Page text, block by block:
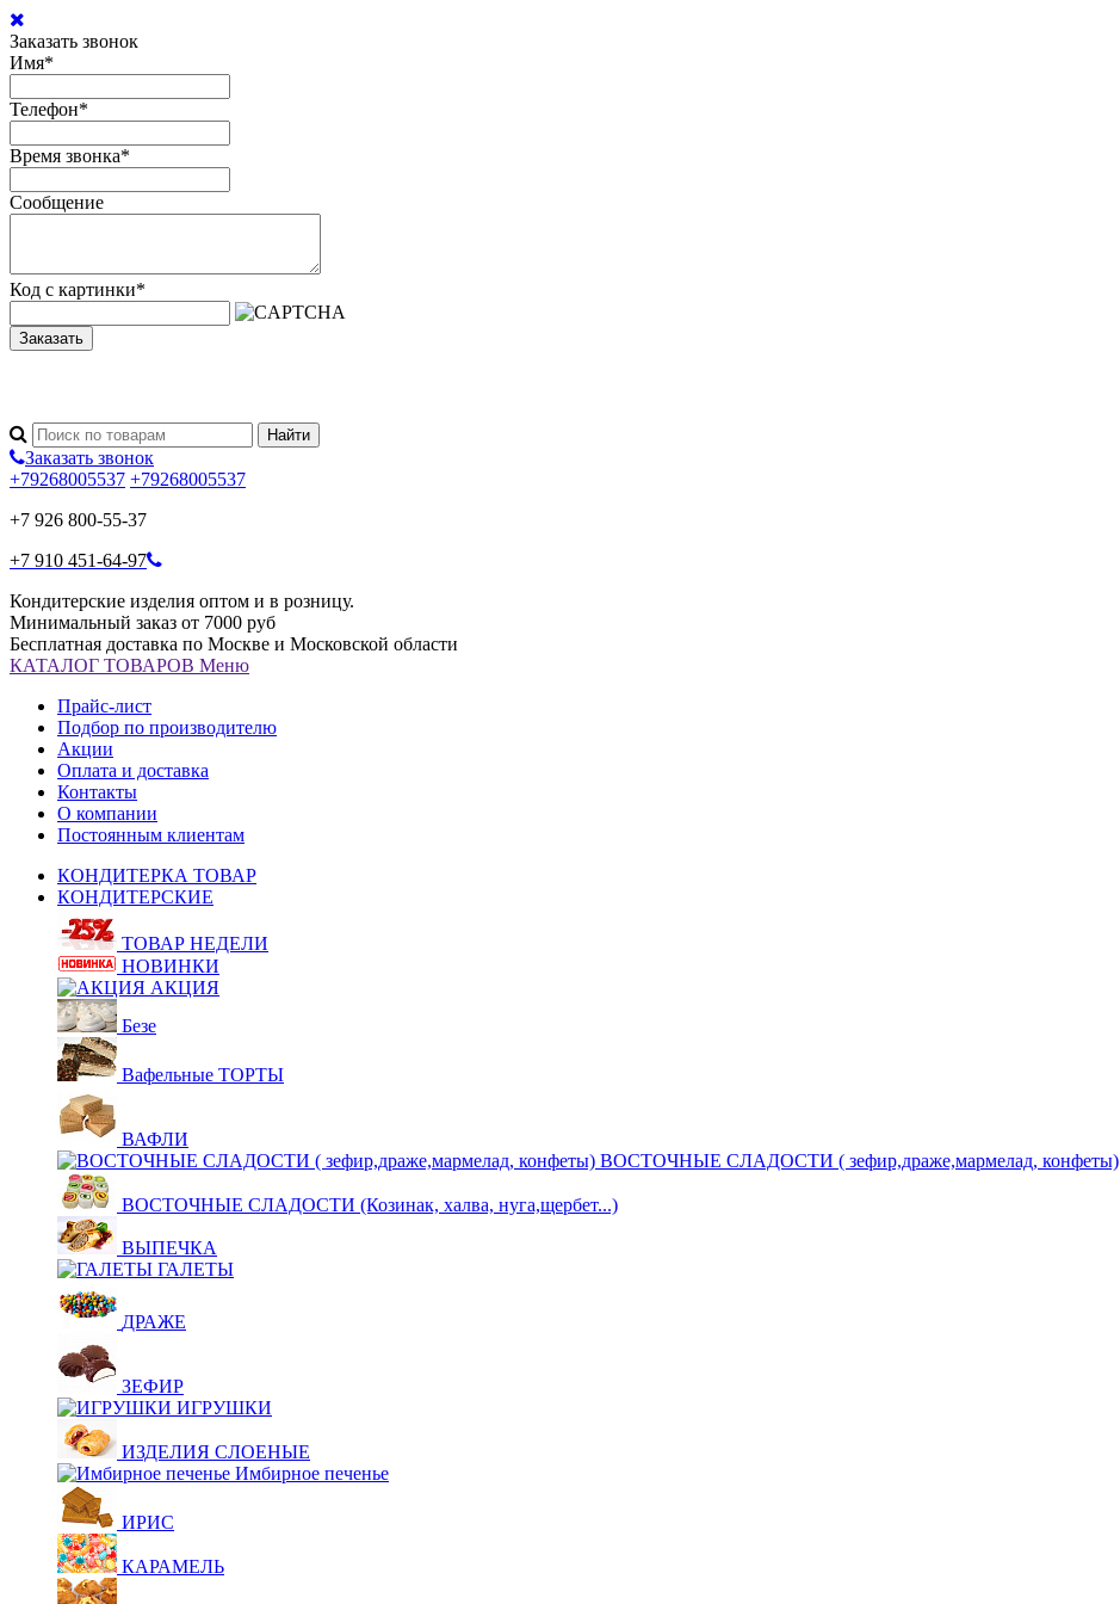
Заказать звонок
Имя*
Телефон*
Время звонка*
Сообщение
Код с картинки*
Заказать
Заказать звонок
+79268005537 +79268005537
+7 926 800-55-37
+7 910 451-64-97
Кондитерские изделия оптом и в розницу.
Минимальный заказ от 7000 руб
Бесплатная доставка по Москве и Московской области
КАТАЛОГ ТОВАРОВ Меню
Прайс-лист
Подбор по производителю
Акции
Оплата и доставка
Контакты
О компании
Постоянным клиентам
КОНДИТЕРКА ТОВАР
КОНДИТЕРСКИЕ
ТОВАР НЕДЕЛИ
НОВИНКИ
АКЦИЯ
Безе
Вафельные ТОРТЫ
ВАФЛИ
ВОСТОЧНЫЕ СЛАДОСТИ ( зефир,драже,мармелад, конфеты)
ВОСТОЧНЫЕ СЛАДОСТИ (Козинак, халва, нуга,щербет...)
ВЫПЕЧКА
ГАЛЕТЫ
ДРАЖЕ
ЗЕФИР
ИГРУШКИ
ИЗДЕЛИЯ СЛОЕНЫЕ
Имбирное печенье
ИРИС
КАРАМЕЛЬ